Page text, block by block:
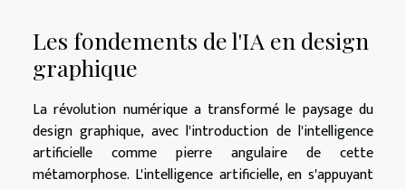
Les fondements de l'IA en design
graphique
La révolution numérique a transformé le paysage du
design graphique, avec l'introduction de l'intelligence
artificielle comme pierre angulaire de cette
métamorphose. L'intelligence artificielle, en s'appuyant